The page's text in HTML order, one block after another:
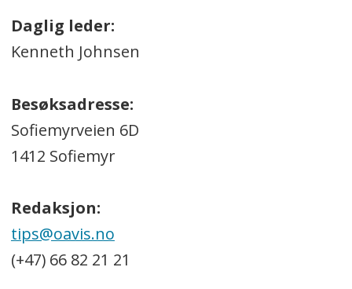
Daglig leder:
Kenneth Johnsen
Besøksadresse:
Sofiemyrveien 6D
1412 Sofiemyr
Redaksjon:
tips@oavis.no
(+47) 66 82 21 21